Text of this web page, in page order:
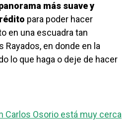
más suave y
para poder hacer
en una escuadra tan
en donde en la
lo que haga o deje de hacer
Carlos Osorio está muy cerca